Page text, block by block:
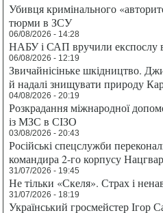
Убивця кримінального
тюрми в ЗСУ
06/08/2026 - 14:28
НАБУ і САП вручили експослу
06/08/2026 - 12:19
Звичайнісіньке шкідництво.
й надалі знищувати природу
04/08/2026 - 20:19
Розкрадання міжнародної
із МЗС в СІЗО
03/08/2026 - 20:43
Російські спецслужби
командира 2-го корпусу
31/07/2026 - 19:45
Не тільки «Скеля». Страх і
31/07/2026 - 18:19
Український гросмейстер Ігор